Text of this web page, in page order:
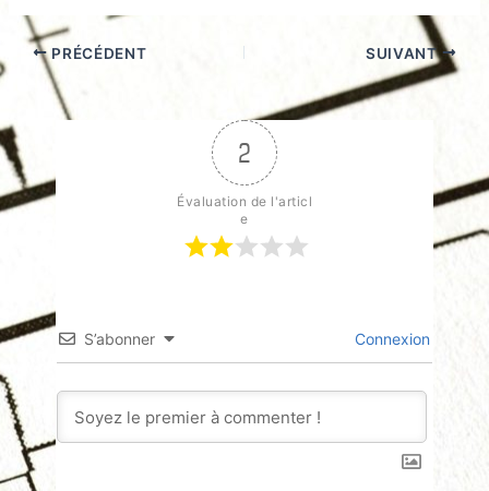
PRÉCÉDENT SUIVANT
2
Évaluation de l'articl
e
S’abonner Connexion